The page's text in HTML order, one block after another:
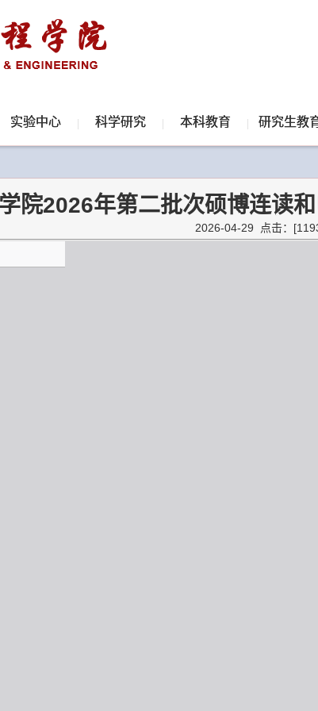
实验中心 科学研究 本科教育 研究生教
院2026年第二批次硕博连读
2026-04-29 点击：[